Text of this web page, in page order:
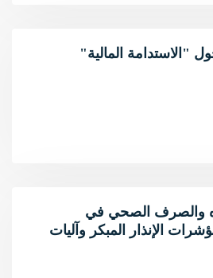
"الاستدامة المالية"
والصرف الصحي في
الإنذار المبكر وآليات